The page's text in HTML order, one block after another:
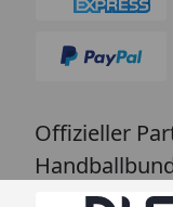
Offizieller